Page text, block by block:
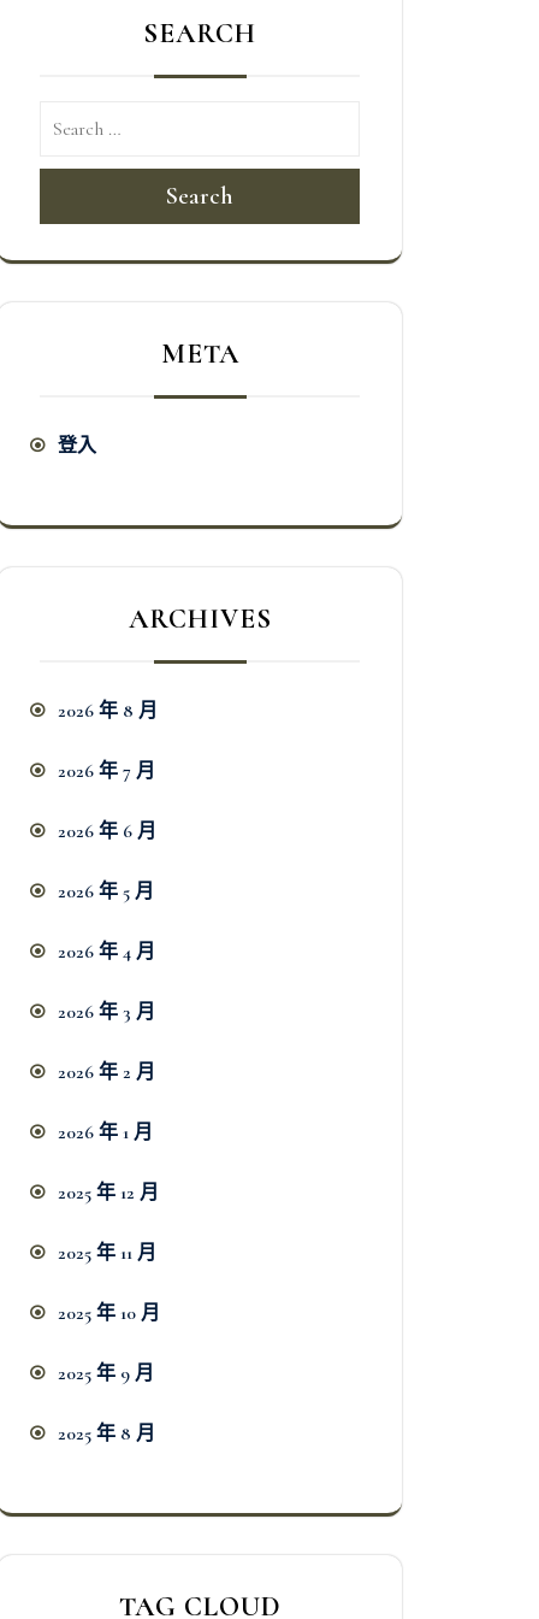
SEARCH
Search
META
登入
ARCHIVES
2026 年 8 月
2026 年 7 月
2026 年 6 月
2026 年 5 月
2026 年 4 月
2026 年 3 月
2026 年 2 月
2026 年 1 月
2025 年 12 月
2025 年 11 月
2025 年 10 月
2025 年 9 月
2025 年 8 月
TAG CLOUD